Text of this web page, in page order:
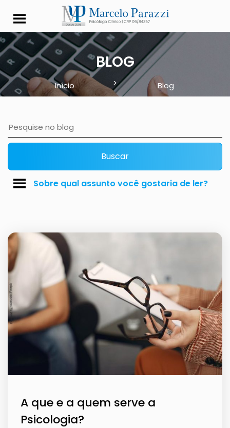
A que e a quem
BLOG
Início > Blog
Buscar
Sobre qual assunto você gostaria de ler?
A que e a quem serve a
Psicologia?